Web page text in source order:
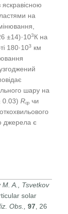
на
±14)·103К на
180·103 км
шару на
0.03)Rȹ чи
джерела є
M. A., Tsvetkov
solar
Obs., 97 , 26